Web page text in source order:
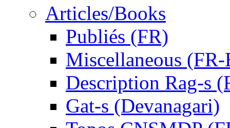
Articles/Books
Publiés (FR)
Miscellaneous
Description Rag-s
Gat-s (Devanagari)